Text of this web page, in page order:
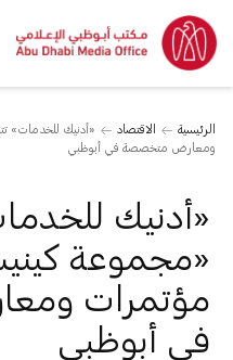
الرئيسية الاقتصاد
«أدنيك للخدمات»
ومعارض متخصصة في أبوظبي
«أدنيك
«مجموعة
مؤتمرات
في أبوظبي